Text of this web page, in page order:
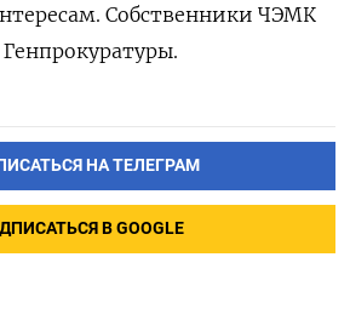
Собственники ЧЭМК
НА ТЕЛЕГРАМ
В GOOGLE